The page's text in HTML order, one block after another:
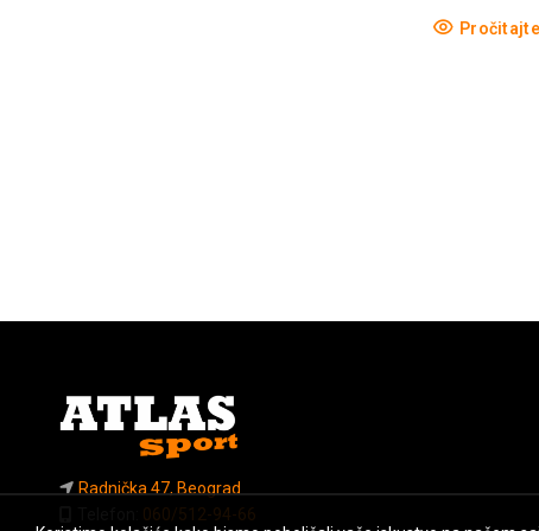
Radnička 47, Beograd
060/512-94-66